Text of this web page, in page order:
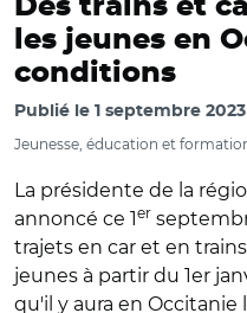
Des trains et
les jeunes en
conditions
Publié le 1 septembre 2023
Jeunesse, éducation et
La présidente de la
annoncé ce 1er
trajets en car et en
jeunes à partir du 1er
qu'il y aura en